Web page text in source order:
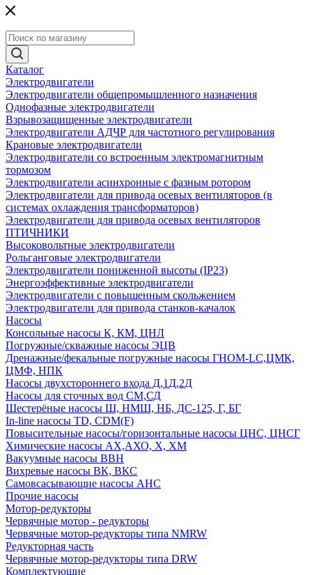
Каталог
Электродвигатели
Электродвигатели общепромышленного назначения
Однофазные электродвигатели
Взрывозащищенные электродвигатели
Электродвигатели АДЧР для частотного регулирования
Крановые электродвигатели
Электродвигатели со встроенным электромагнитным
тормозом
Электродвигатели асинхронные с фазным ротором
Электродвигатели для привода осевых вентиляторов (в
системах охлаждения трансформаторов)
Электродвигатели для привода осевых вентиляторов
ПТИЧНИКИ
Высоковольтные электродвигатели
Рольганговые электродвигатели
Электродвигатели пониженной высоты (IP23)
Энергоэффективные электродвигатели
Электродвигатели с повышенным скольжением
Электродвигатели для привода станков-качалок
Насосы
Консольные насосы К, КМ, ЦНЛ
Погружные/скважные насосы ЭЦВ
Дренажные/фекальные погружные насосы ГНОМ-LC,ЦМК,
ЦМФ, НПК
Насосы двухстороннего входа Д,1Д,2Д
Насосы для сточных вод СМ,СД
Шестерёные насосы Ш, НМШ, НБ, ДС-125, Г, БГ
In-line насосы TD, CDM(F)
Повысительные насосы/горизонтальные насосы ЦНС, ЦНСГ
Химические насосы АХ,АХО, Х, ХМ
Вакуумные насосы ВВН
Вихревые насосы ВК, ВКС
Самовсасывающие насосы АНС
Прочие насосы
Мотор-редукторы
Червячные мотор - редукторы
Червячные мотор-редукторы типа NMRW
Редукторная часть
Червячные мотор-редукторы типа DRW
Комплектующие